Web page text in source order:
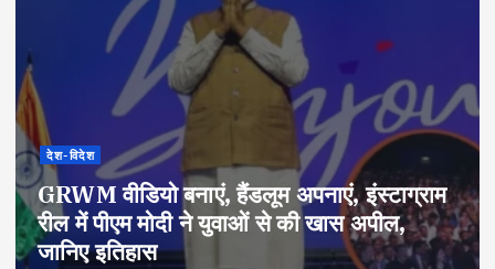
देश-विदेश
GRWM वीडियो बनाएं, हैंडलूम अपनाएं, इंस्टाग्राम
रील में पीएम मोदी ने युवाओं से की खास अपील,
जानिए इतिहास